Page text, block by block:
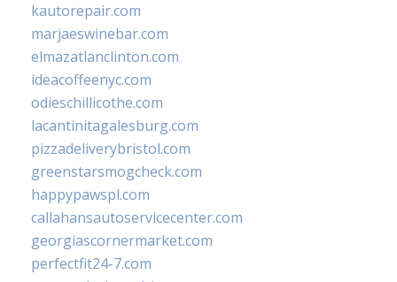
kautorepair.com
marjaeswinebar.com
elmazatlanclinton.com
ideacoffeenyc.com
odieschillicothe.com
lacantinitagalesburg.com
pizzadeliverybristol.com
greenstarsmogcheck.com
happypawspl.com
callahansautoservicecenter.com
georgiascornermarket.com
perfectfit24-7.com